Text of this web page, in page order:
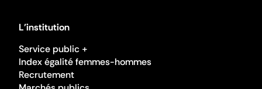
L'institution
Service public +
Index égalité femmes-hommes
Recrutement